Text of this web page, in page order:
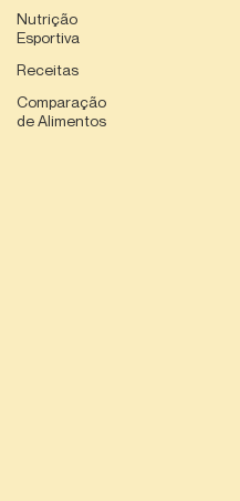
Nutrição
Esportiva
Receitas
Comparação
de Alimentos